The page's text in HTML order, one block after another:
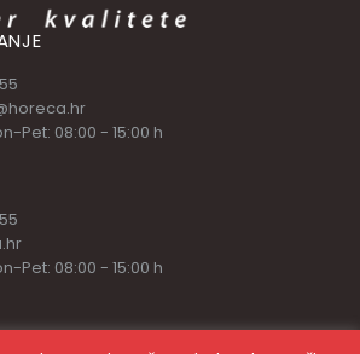
Pet: 08:00 - 15:00 h
Pet: 08:00 - 15:00 h